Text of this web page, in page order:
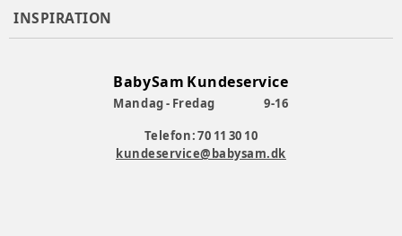
INSPIRATION
BabySam Kundeservice
Mandag - Fredag
9-16
Telefon: 70 11 30 10
kundeservice@babysam.dk